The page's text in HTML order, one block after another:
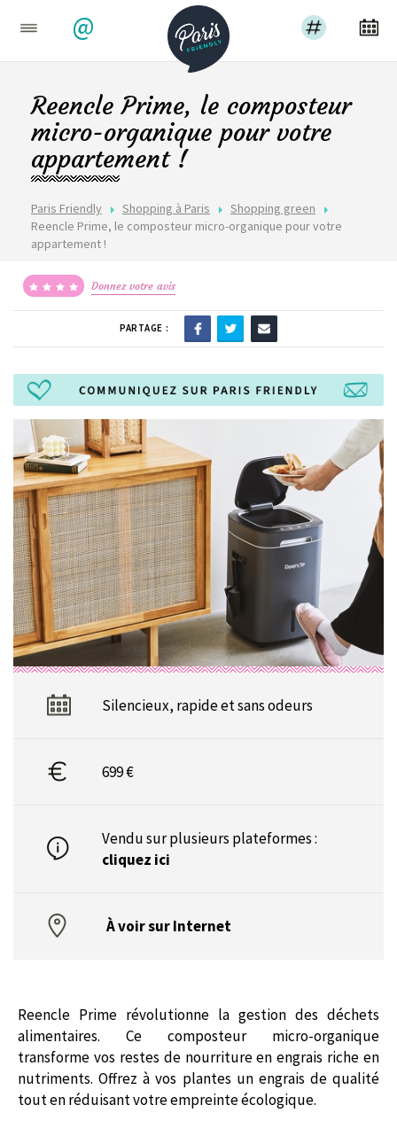
@
Paris Friendly Shopping à Paris
Shopping green
Reencle Prime, le composteur micro-organique pour votre
appartement !
Reencle Prime, le composteur
micro-organique pour votre
appartement !
Donnez votre avis
PARTAGE :
Silencieux, rapide et sans odeurs
699 €
Vendu sur plusieurs plateformes :
cliquez ici
À voir sur Internet
Reencle Prime révolutionne la gestion des déchets
alimentaires. Ce composteur micro-organique
transforme vos restes de nourriture en engrais riche en
nutriments. Offrez à vos plantes un engrais de qualité
tout en réduisant votre empreinte écologique.